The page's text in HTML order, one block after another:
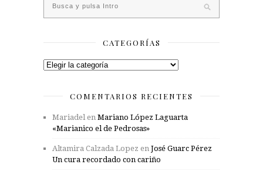
CATEGORÍAS
Categorías
COMENTARIOS RECIENTES
Mariadel en Mariano López Laguarta
«Marianico el de Pedrosas»
Altamira Calzada Lopez en José Guarc Pérez
Un cura recordado con cariño